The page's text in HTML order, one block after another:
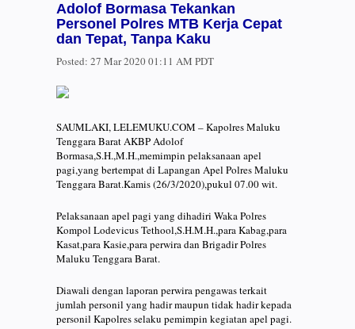
Adolof Bormasa Tekankan
Personel Polres MTB Kerja Cepat
dan Tepat, Tanpa Kaku
Posted: 27 Mar 2020 01:11 AM PDT
SAUMLAKI, LELEMUKU.COM – Kapolres Maluku
Tenggara Barat AKBP Adolof
Bormasa,S.H.,M.H.,memimpin pelaksanaan apel
pagi,yang bertempat di Lapangan Apel Polres Maluku
Tenggara Barat.Kamis (26/3/2020),pukul 07.00 wit.
Pelaksanaan apel pagi yang dihadiri Waka Polres
Kompol Lodevicus Tethool,S.H.M.H.,para Kabag,para
Kasat,para Kasie,para perwira dan Brigadir Polres
Maluku Tenggara Barat.
Diawali dengan laporan perwira pengawas terkait
jumlah personil yang hadir maupun tidak hadir kepada
personil Kapolres selaku pemimpin kegiatan apel pagi.